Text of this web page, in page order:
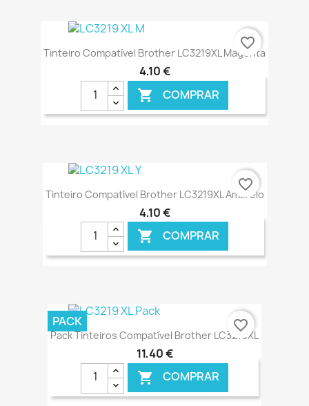
€ ONLINE
Tinteiro Compatível Brother LC3219XL Magenta
4,10 €
 COMPRAR
€ ONLINE
favorite_border
Tinteiro Compatível Brother LC3219XL Amarelo
4,10 €
 COMPRAR
€ ONLINE
favorite_border
Pack Tinteiros Compatível Brother LC3219XL
11,40 €
 COMPRAR
PACK favorite_border